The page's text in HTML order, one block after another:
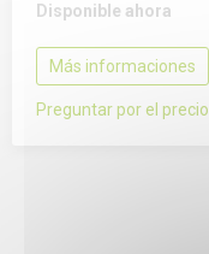
Disponible ahora
Más informaciones
Preguntar por el precio